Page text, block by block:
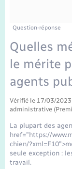
Mariage – PACS
Parrainage
Recensement
Question-réponse
Quelles
le mérite
agents
Vérifié le 17/03/
administrative
La plupart des
href="https://
chien/
seule exception :
travail.